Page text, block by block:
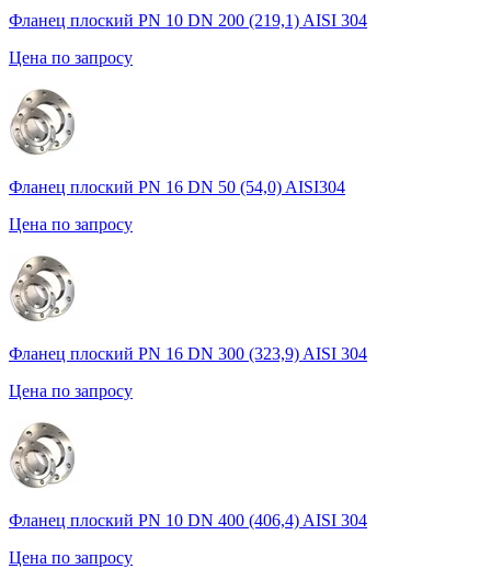
Фланец плоский PN 10 DN 200 (219,1) AISI 304
Цена по запросу
Фланец плоский PN 16 DN 50 (54,0) AISI304
Цена по запросу
Фланец плоский PN 16 DN 300 (323,9) AISI 304
Цена по запросу
Фланец плоский PN 10 DN 400 (406,4) AISI 304
Цена по запросу